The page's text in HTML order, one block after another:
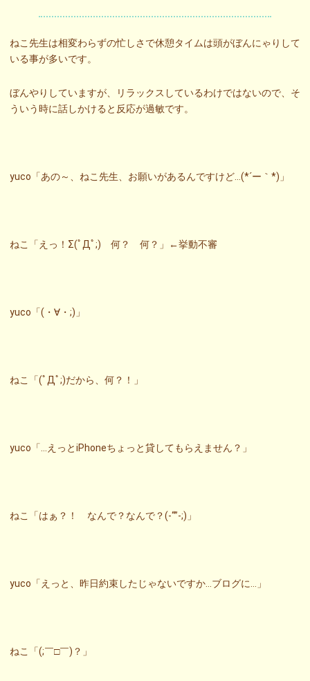
ねこ先生は相変わらずの忙しさで休憩タイムは頭がぼんにゃりして
いる事が多いです。
ぼんやりしていますが、リラックスしているわけではないので、そ
ういう時に話しかけると反応が過敏です。
yuco「あの～、ねこ先生、お願いがあるんですけど…(*´ー｀*)」
ねこ「えっ！Σ(ﾟДﾟ;) 何？ 何？」←挙動不審
yuco「(・∀・;)」
ねこ「(ﾟДﾟ;)だから、何？！」
yuco「…えっとiPhoneちょっと貸してもらえません？」
ねこ「はぁ？！ なんで？なんで？(-“”-;)」
yuco「えっと、昨日約束したじゃないですか…ブログに…」
ねこ「(;￣□￣)？」